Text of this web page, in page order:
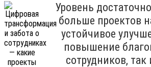
Уровень
больше проектов
устойчивое
повышение
сотрудников,